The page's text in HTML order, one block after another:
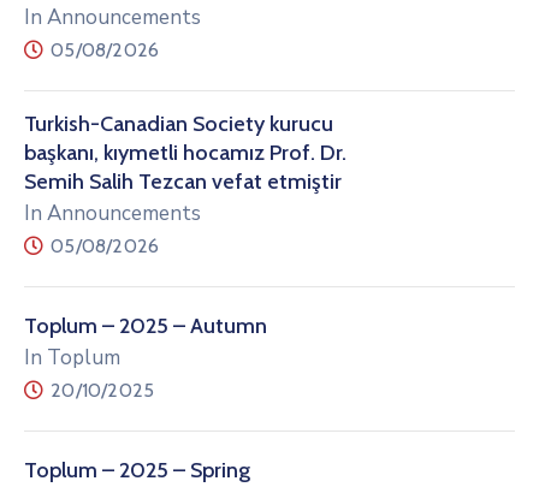
In Announcements
05/08/2026
Turkish-Canadian Society kurucu
başkanı, kıymetli hocamız Prof. Dr.
Semih Salih Tezcan vefat etmiştir
In Announcements
05/08/2026
Toplum – 2025 – Autumn
In Toplum
20/10/2025
Toplum – 2025 – Spring